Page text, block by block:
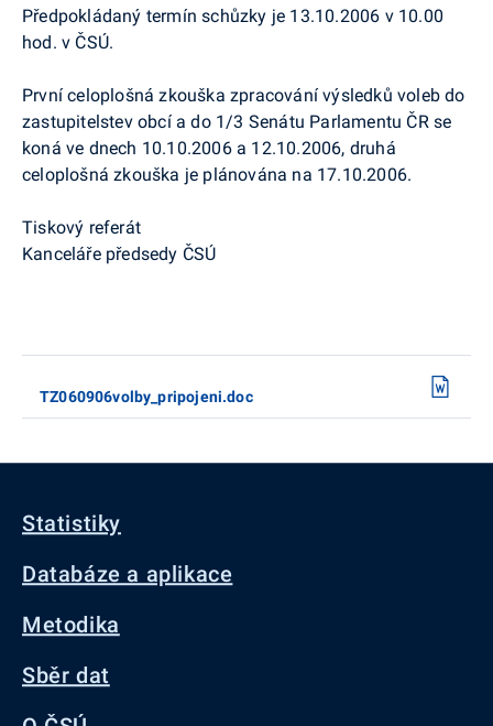
Předpokládaný termín schůzky je 13.10.2006 v 10.00
hod. v ČSÚ.
První celoplošná zkouška zpracování výsledků voleb do
zastupitelstev obcí a do 1/3 Senátu Parlamentu ČR se
koná ve dnech 10.10.2006 a 12.10.2006, druhá
celoplošná zkouška je plánována na 17.10.2006.
Tiskový referát
Kanceláře předsedy ČSÚ
TZ060906volby_pripojeni.doc
Statistiky
Databáze a aplikace
Metodika
Sběr dat